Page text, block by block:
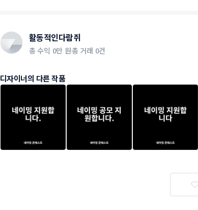
활동적인다람쥐
총 수익 0만 원총 거래 0건
디자이너의 다른 작품